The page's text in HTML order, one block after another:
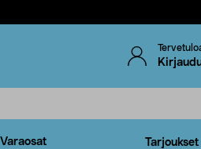
Varaosat Tarjoukset